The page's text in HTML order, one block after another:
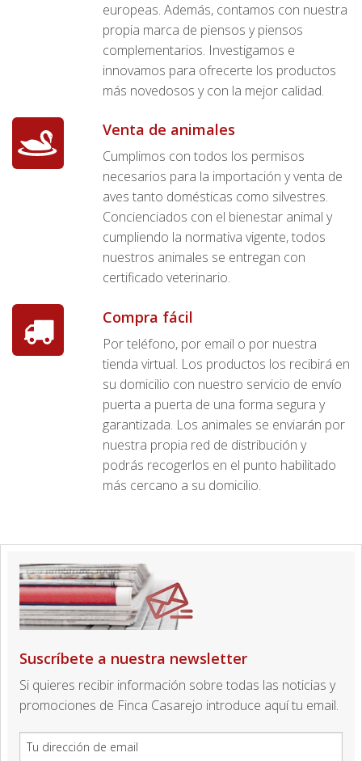
europeas. Además, contamos con nuestra
propia marca de piensos y piensos
complementarios. Investigamos e
innovamos para ofrecerte los productos
más novedosos y con la mejor calidad.
Venta de animales
Cumplimos con todos los permisos
necesarios para la importación y venta de
aves tanto domésticas como silvestres.
Concienciados con el bienestar animal y
cumpliendo la normativa vigente, todos
nuestros animales se entregan con
certificado veterinario.
Compra fácil
Por teléfono, por email o por nuestra
tienda virtual. Los productos los recibirá en
su domicilio con nuestro servicio de envío
puerta a puerta de una forma segura y
garantizada. Los animales se enviarán por
nuestra propia red de distribución y
podrás recogerlos en el punto habilitado
más cercano a su domicilio.
Suscríbete a nuestra newsletter
Si quieres recibir información sobre todas las noticias y
promociones de Finca Casarejo introduce aquí tu email.